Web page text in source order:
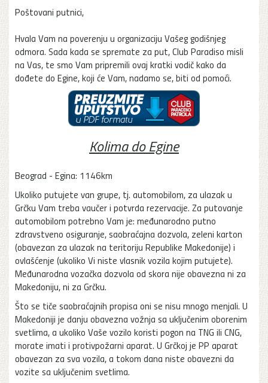
Poštovani putnici,
Hvala Vam na poverenju u organizaciju Vašeg godišnjeg
odmora. Sada kada se spremate za put, Club Paradiso misli
na Vas, te smo Vam pripremili ovaj kratki vodič kako da
dođete do Egine, koji će Vam, nadamo se, biti od pomoći.
Kolima do Egine
Beograd - Egina: 1146km
Ukoliko putujete van grupe, tj. automobilom, za ulazak u
Grčku Vam treba vaučer i potvrda rezervacije. Za putovanje
automobilom potrebno Vam je: međunarodno putno
zdravstveno osiguranje, saobraćajna dozvola, zeleni karton
(obavezan za ulazak na teritoriju Republike Makedonije) i
ovlašćenje (ukoliko Vi niste vlasnik vozila kojim putujete).
Međunarodna vozačka dozvola od skora nije obavezna ni za
Makedoniju, ni za Grčku.
Što se tiče saobraćajnih propisa oni se nisu mnogo menjali. U
Makedoniji je danju obavezna vožnja sa uključenim oborenim
svetlima, a ukoliko Vaše vozilo koristi pogon na TNG ili CNG,
morate imati i protivpožarni aparat. U Grčkoj je PP aparat
obavezan za sva vozila, a tokom dana niste obavezni da
vozite sa uključenim svetlima.